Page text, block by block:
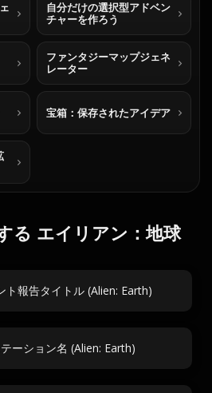
自分だけの選択型アドベン
チャーを作ろう
ファンタジーマップジェネ
レーター
宝箱：保存されたアイデア
る エイリアン：地球
ト報告タイトル (Alien: Earth)
ーション名 (Alien: Earth)